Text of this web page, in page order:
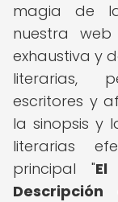
magia de
nuestra
exhaustiva y
literarias,
escritores y
la sinopsis y
literarias
principal "